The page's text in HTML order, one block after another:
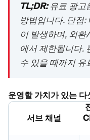
TL;DR:유료 광고
방법입니다. 단점
이 발생하며, 외
에서 제한됩니다.
수 있을 때까지
운영할 가치가 있는
서브 채널